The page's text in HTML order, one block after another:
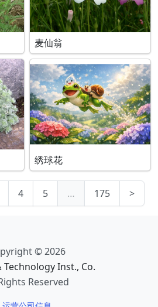
麦仙翁
绣球花
4 5 … 175 >
© 2026
Technology Inst., Co.
Reserved